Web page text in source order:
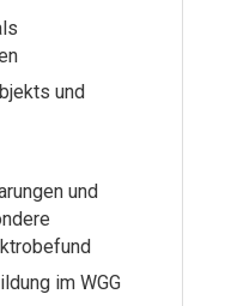
und
und
im WGG